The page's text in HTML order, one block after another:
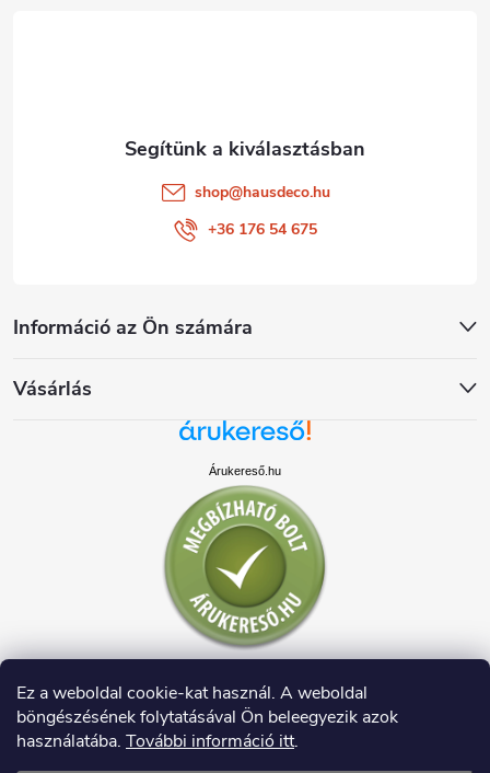
Ez a weboldal cookie-kat használ. A weboldal
böngészésének folytatásával Ön beleegyezik azok
használatába. További információ itt.
Információ az Ön számára
Vásárlás
shop@hausdeco.hu
+36 176 54 675
Árukereső.hu